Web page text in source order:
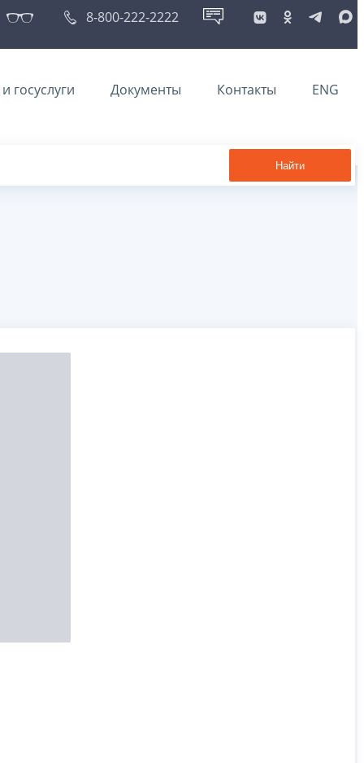
8-800-222-2222
госуслуги Документы Контакты ENG
Найти